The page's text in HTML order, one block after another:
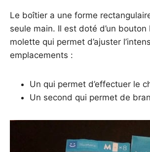
Le boîtier a une forme
seule main. Il est doté d’un
molette qui permet d’ajuster
emplacements :
Un qui permet d’effectuer le
Un second qui permet de